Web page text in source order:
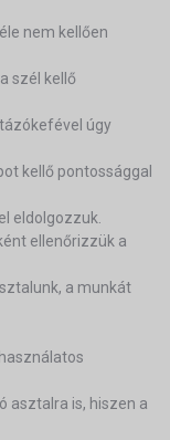
nem kellően
szél kellő
úgy
kellő pontossággal
eldolgozzuk.
ellenőrizzük a
a munkát
asztalra is, hiszen a